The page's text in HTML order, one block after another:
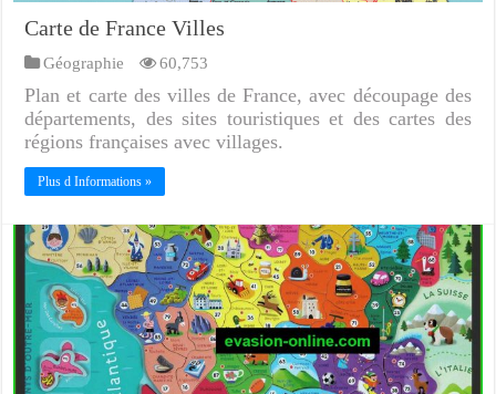
Carte de France Villes
Géographie 60,753
Plan et carte des villes de France, avec découpage des
départements, des sites touristiques et des cartes des
régions françaises avec villages.
Plus d Informations »